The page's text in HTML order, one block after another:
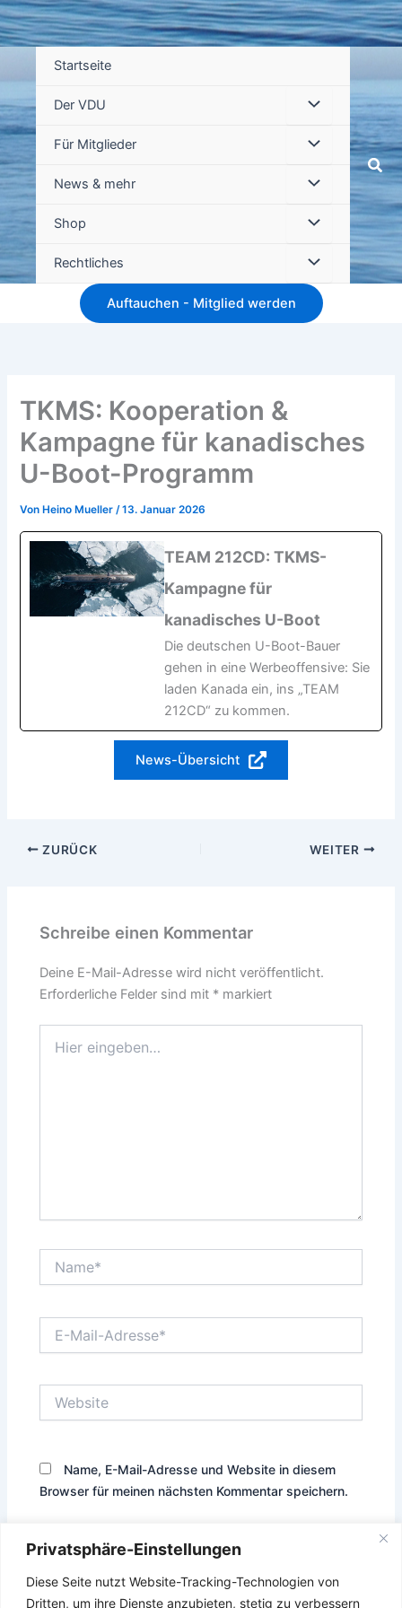
Privatsphäre-Einstellungen
Diese Seite nutzt Website-Tracking-Technologien von
Dritten, um ihre Dienste anzubieten, stetig zu verbessern
Startseite
Der VDU
Für Mitglieder
News & mehr
Shop
Rechtliches
Auftauchen - Mitglied werden
TKMS: Kooperation &
Kampagne für kanadisches
U-Boot-Programm
Von Heino Mueller/13. Januar 2026
TEAM 212CD: TKMS-
Kampagne für
kanadisches U-Boot
Die deutschen U-Boot-Bauer
gehen in eine Werbeoffensive: Sie
laden Kanada ein, ins „TEAM
212CD“ zu kommen.
News-Übersicht
ZURÜCK WEITER
Schreibe einen Kommentar
Deine E-Mail-Adresse wird nicht veröffentlicht.
Erforderliche Felder sind mit * markiert
eingeben…
Mail-
Name, E-Mail-Adresse und Website in diesem
Browser für meinen nächsten Kommentar speichern.
Diese Website verwendet Akismet, um Spam zu reduzieren.